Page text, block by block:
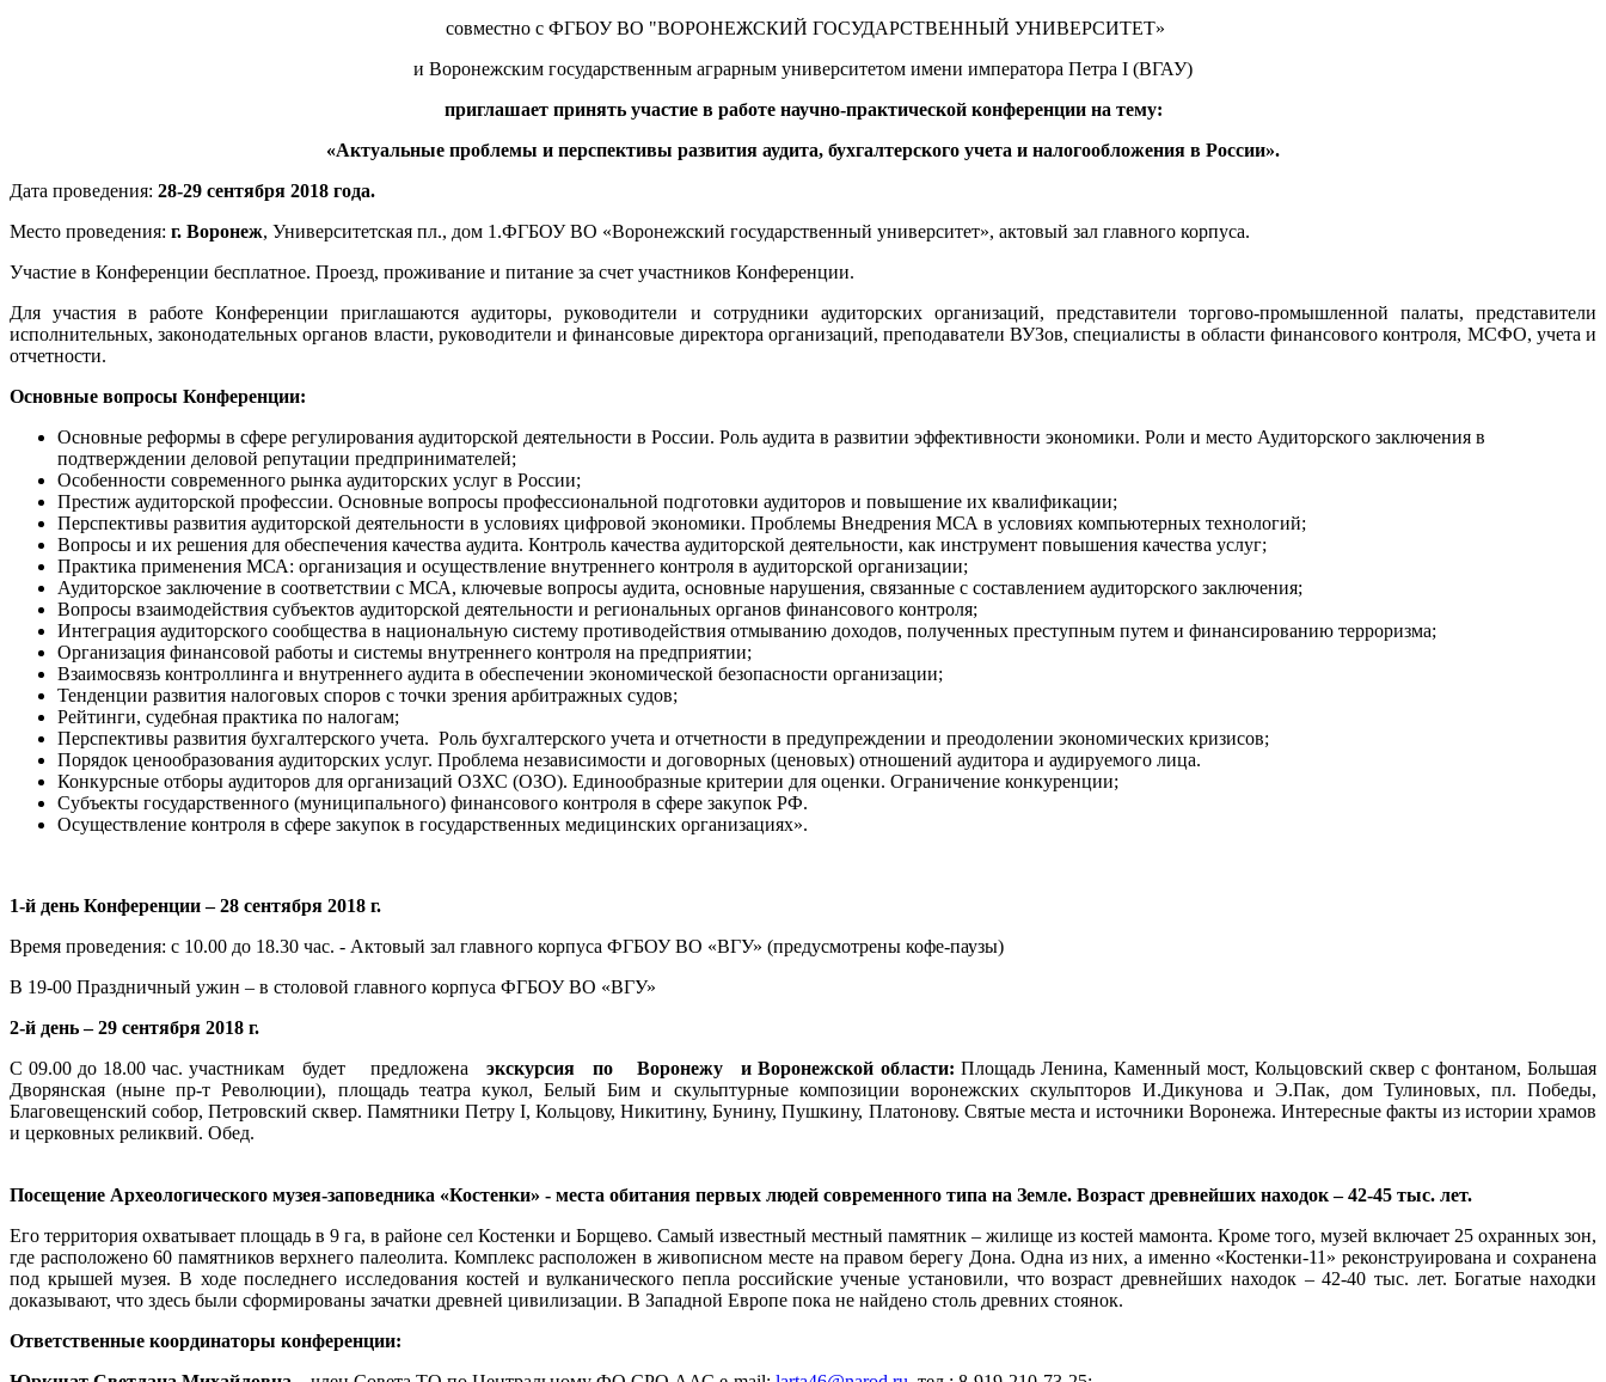
совместно с ФГБОУ ВО "ВОРОНЕЖСКИЙ ГОСУДАРСТВЕННЫЙ УНИВЕРСИТЕТ»
и Воронежским государственным аграрным университетом имени императора Петра I (ВГАУ)
приглашает принять участие в работе научно-практической конференции на тему:
«Актуальные проблемы и перспективы развития аудита, бухгалтерского учета и налогообложения в России».
Дата проведения: 28-29 сентября 2018 года.
Место проведения: г. Воронеж, Университетская пл., дом 1.ФГБОУ ВО «Воронежский государственный университет», актовый зал главного корпуса.
Участие в Конференции бесплатное. Проезд, проживание и питание за счет участников Конференции.
Для участия в работе Конференции приглашаются аудиторы, руководители и сотрудники аудиторских организаций, представители торгово-промышленной палаты, представители
исполнительных, законодательных органов власти, руководители и финансовые директора организаций, преподаватели ВУЗов, специалисты в области финансового контроля, МСФО, учета и
отчетности.
Основные вопросы Конференции:
Основные реформы в сфере регулирования аудиторской деятельности в России. Роль аудита в развитии эффективности экономики. Роли и место Аудиторского заключения в
подтверждении деловой репутации предпринимателей;
Особенности современного рынка аудиторских услуг в России;
Престиж аудиторской профессии. Основные вопросы профессиональной подготовки аудиторов и повышение их квалификации;
Перспективы развития аудиторской деятельности в условиях цифровой экономики. Проблемы Внедрения МСА в условиях компьютерных технологий;
Вопросы и их решения для обеспечения качества аудита. Контроль качества аудиторской деятельности, как инструмент повышения качества услуг;
Практика применения МСА: организация и осуществление внутреннего контроля в аудиторской организации;
Аудиторское заключение в соответствии с МСА, ключевые вопросы аудита, основные нарушения, связанные с составлением аудиторского заключения;
Вопросы взаимодействия субъектов аудиторской деятельности и региональных органов финансового контроля;
Интеграция аудиторского сообщества в национальную систему противодействия отмыванию доходов, полученных преступным путем и финансированию терроризма;
Организация финансовой работы и системы внутреннего контроля на предприятии;
Взаимосвязь контроллинга и внутреннего аудита в обеспечении экономической безопасности организации;
Тенденции развития налоговых споров с точки зрения арбитражных судов;
Рейтинги, судебная практика по налогам;
Перспективы развития бухгалтерского учета. Роль бухгалтерского учета и отчетности в предупреждении и преодолении экономических кризисов;
Порядок ценообразования аудиторских услуг. Проблема независимости и договорных (ценовых) отношений аудитора и аудируемого лица.
Конкурсные отборы аудиторов для организаций ОЗХС (ОЗО). Единообразные критерии для оценки. Ограничение конкуренции;
Субъекты государственного (муниципального) финансового контроля в сфере закупок РФ.
Осуществление контроля в сфере закупок в государственных медицинских организациях».
1-й день Конференции – 28 сентября 2018 г.
Время проведения: с 10.00 до 18.30 час. - Актовый зал главного корпуса ФГБОУ ВО «ВГУ» (предусмотрены кофе-паузы)
В 19-00 Праздничный ужин – в столовой главного корпуса ФГБОУ ВО «ВГУ»
2-й день – 29 сентября 2018 г.
С 09.00 до 18.00 час. участникам будет предложена экскурсия по Воронежу и Воронежской области: Площадь Ленина, Каменный мост, Кольцовский сквер с фонтаном, Большая
Дворянская (ныне пр-т Революции), площадь театра кукол, Белый Бим и скульптурные композиции воронежских скульпторов И.Дикунова и Э.Пак, дом Тулиновых, пл. Победы,
Благовещенский собор, Петровский сквер. Памятники Петру I, Кольцову, Никитину, Бунину, Пушкину, Платонову. Святые места и источники Воронежа. Интересные факты из истории храмов
и церковных реликвий. Обед.
Посещение Археологического музея-заповедника «Костенки» - места обитания первых людей современного типа на Земле. Возраст древнейших находок – 42-45 тыс. лет.
Его территория охватывает площадь в 9 га, в районе сел Костенки и Борщево. Самый известный местный памятник – жилище из костей мамонта. Кроме того, музей включает 25 охранных зон,
где расположено 60 памятников верхнего палеолита. Комплекс расположен в живописном месте на правом берегу Дона. Одна из них, а именно «Костенки-11» реконструирована и сохранена
под крышей музея. В ходе последнего исследования костей и вулканического пепла российские ученые установили, что возраст древнейших находок – 42-40 тыс. лет. Богатые находки
доказывают, что здесь были сформированы зачатки древней цивилизации. В Западной Европе пока не найдено столь древних стоянок.
Ответственные координаторы конференции: